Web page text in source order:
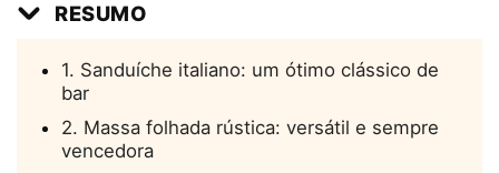
RESUMO
1. Sanduíche italiano: um ótimo clássico de
bar
2. Massa folhada rústica: versátil e sempre
vencedora